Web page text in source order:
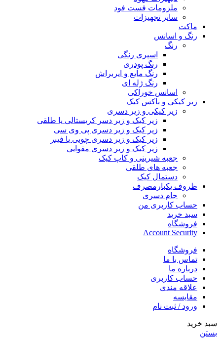
ملزومات فست فود
سایر تجهیزات
ماکت
رنگ و اسانس
رنگ
اسپری رنگی
رنگ پودری
رنگ مایع و ایربراش
رنگ ژله ای
اسانس خوراکی
زیر کیکی و باکس کیک
زیر کیکی و زیر دسری
زیر کیک و زیر دسر کریستالی یا طلقی
زیر کیک و زیر دسری پی وی سی
زیر کیک و زیر دسری چوبی یا فیبر
زیر کیک و زیر دسری مقوایی
جعبه شیرینی و کاپ کیک
جعبه های طلقی
دستمال کیک
ظروف یکبارمصرف
جام دسری
حساب کاربری من
سبد خرید
فروشگاه
Account Security
فروشگاه
تماس با ما
درباره ما
حساب کاربری
علاقه مندی
مقایسه
ورود / ثبت نام
سبد خرید
بستن